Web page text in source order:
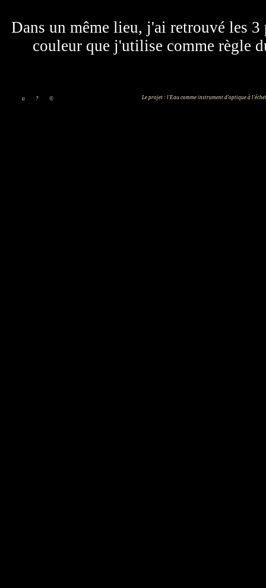
Dans un même lieu, j'ai retrouvé les 3
couleur que j'utilise comme règle
α ? © Le projet : l'Eau comme instrument d'optique à